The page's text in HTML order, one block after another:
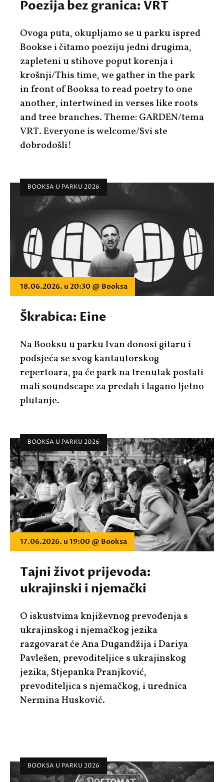
Poezija bez granica: VRT
Ovoga puta, okupljamo se u parku ispred
Bookse i čitamo poeziju jedni drugima,
zapleteni u stihove poput korenja i
krošnji/This time, we gather in the park
in front of Booksa to read poetry to one
another, intertwined in verses like roots
and tree branches. Theme: GARDEN/tema
VRT. Everyone is welcome/Svi ste
dobrodošli!
BOOKSA U PARKU 2026
18.06.2026. u 20:30 @ Booksa
Škrabica: Eine
Na Booksu u parku Ivan donosi gitaru i
podsjeća se svog kantautorskog
repertoara, pa će park na trenutak postati
mali soundscape za predah i lagano ljetno
plutanje.
BOOKSA U PARKU 2026
17.06.2026. u 19:00 @ Booksa
Tajni život prijevoda:
ukrajinski i njemački
O iskustvima književnog prevođenja s
ukrajinskog i njemačkog jezika
razgovarat će Ana Dugandžija i Dariya
Pavlešen, prevoditeljice s ukrajinskog
jezika, Stjepanka Pranjković,
prevoditeljica s njemačkog, i urednica
Nermina Husković.
BOOKSA U PARKU 2026